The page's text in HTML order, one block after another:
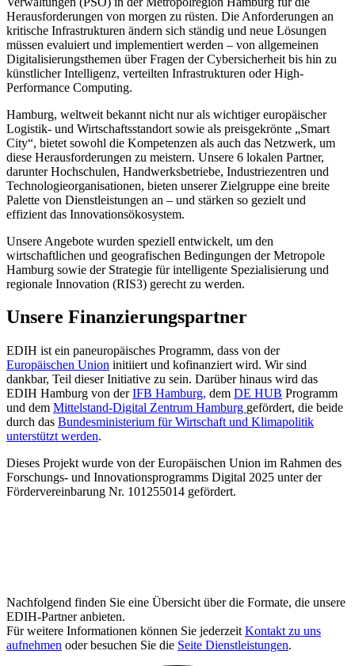
Herausforderungen von morgen zu rüsten. Die Anforderungen an
kritische Infrastrukturen ändern sich ständig und neue Lösungen
müssen evaluiert und implementiert werden – von allgemeinen
Digitalisierungsthemen über Fragen der Cybersicherheit bis hin zu
künstlicher Intelligenz, verteilten Infrastrukturen oder High-
Performance Computing.
Hamburg, weltweit bekannt nicht nur als wichtiger europäischer
Logistik- und Wirtschaftsstandort sowie als preisgekrönte „Smart
City“, bietet sowohl die Kompetenzen als auch das Netzwerk, um
diese Herausforderungen zu meistern. Unsere 6 lokalen Partner,
darunter Hochschulen, Handwerksbetriebe, Industriezentren und
Technologieorganisationen, bieten unserer Zielgruppe eine breite
Palette von Dienstleistungen an – und stärken so gezielt und
effizient das Innovationsökosystem.
Unsere Angebote wurden speziell entwickelt, um den
wirtschaftlichen und geografischen Bedingungen der Metropole
Hamburg sowie der Strategie für intelligente Spezialisierung und
regionale Innovation (RIS3) gerecht zu werden.
Unsere Finanzierungspartner
EDIH ist ein paneuropäisches Programm, dass von der
Europäischen Union initiiert und kofinanziert wird. Wir sind
dankbar, Teil dieser Initiative zu sein. Darüber hinaus wird das
EDIH Hamburg von derIFB Hamburg, dem DE HUB Programm
und dem Mittelstand-Digital Zentrum Hamburg gefördert, die beide
durch das Bundesministerium für Wirtschaft und Klimapolitik
unterstützt werden.
Dieses Projekt wurde von der Europäischen Union im Rahmen des
Forschungs- und Innovationsprogramms Digital 2025 unter der
Fördervereinbarung Nr. 101255014 gefördert.
Nachfolgend finden Sie eine Übersicht über die Formate, die unsere
EDIH-Partner anbieten.
Für weitere Informationen können Sie jederzeit Kontakt zu uns
aufnehmen oder besuchen Sie die Seite Dienstleistungen.